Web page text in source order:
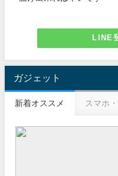
LINE
ガジェット
新着オススメ スマホ